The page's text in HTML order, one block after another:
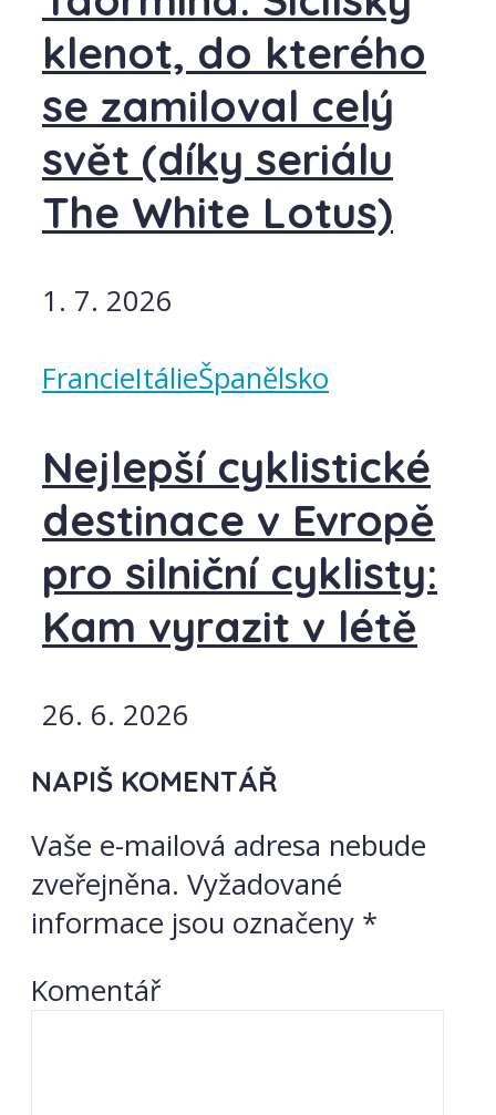
klenot, do kterého
se zamiloval celý
svět (díky seriálu
The White Lotus)
1. 7. 2026
FrancieItálieŠpanělsko
Nejlepší cyklistické
destinace v Evropě
pro silniční cyklisty:
Kam vyrazit v létě
26. 6. 2026
NAPIŠ KOMENTÁŘ
Vaše e-mailová adresa nebude
zveřejněna. Vyžadované
informace jsou označeny *
Komentář